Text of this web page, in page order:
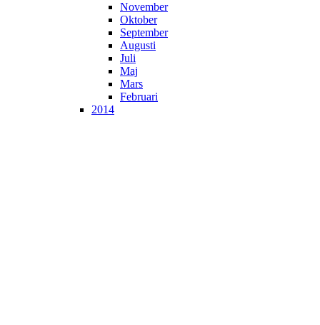
November
Oktober
September
Augusti
Juli
Maj
Mars
Februari
2014